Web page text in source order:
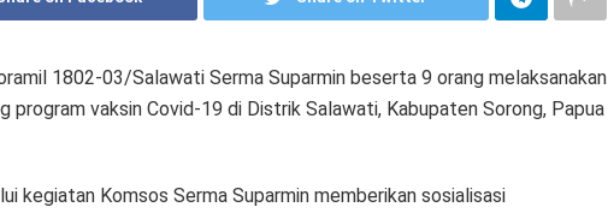
1802-03/Salawati Serma Suparmin beserta 9 orang melaksanakan
program vaksin Covid-19 di Distrik Salawati, Kabupaten Sorong, Papua
kegiatan Komsos Serma Suparmin memberikan sosialisasi